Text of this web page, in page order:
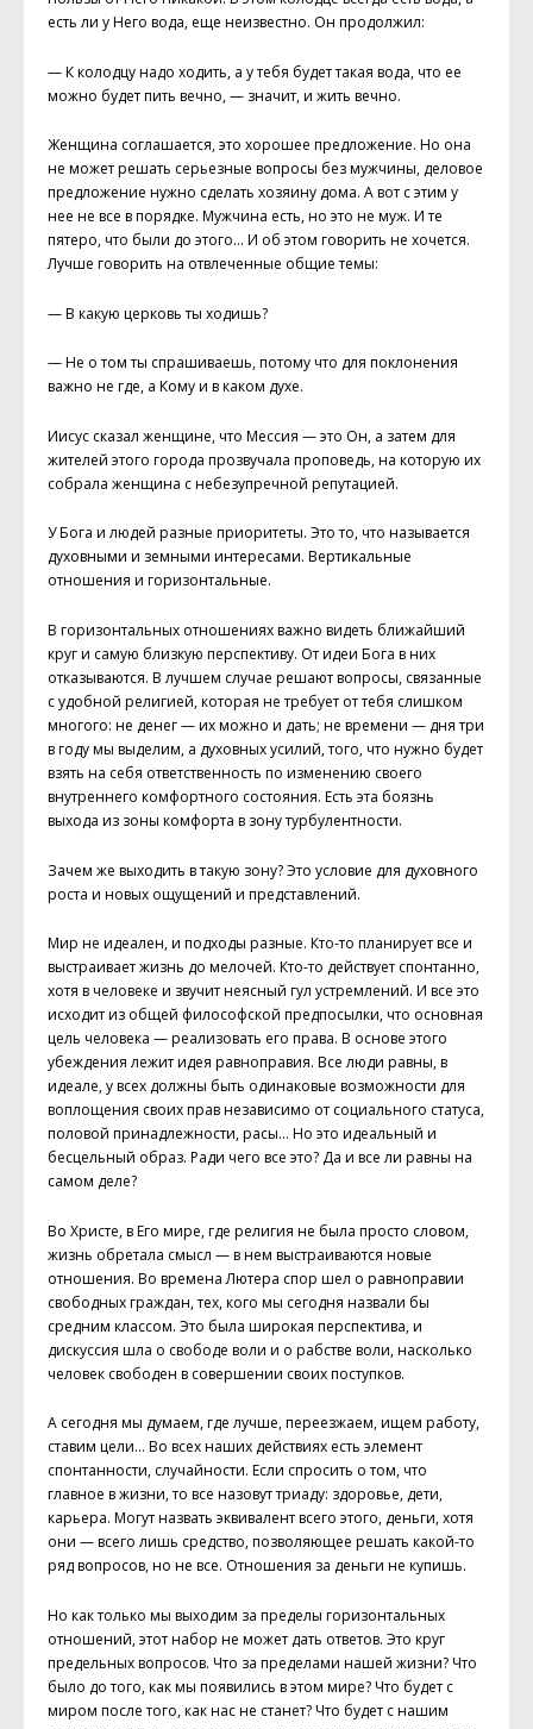
есть ли у Него вода, еще неизвестно. Он продолжил:
— К колодцу надо ходить, а у тебя будет такая вода, что ее
можно будет пить вечно, — значит, и жить вечно.
Женщина соглашается, это хорошее предложение. Но она
не может решать серьезные вопросы без мужчины, деловое
предложение нужно сделать хозяину дома. А вот с этим у
нее не все в порядке. Мужчина есть, но это не муж. И те
пятеро, что были до этого… И об этом говорить не хочется.
Лучше говорить на отвлеченные общие темы:
— В какую церковь ты ходишь?
— Не о том ты спрашиваешь, потому что для поклонения
важно не где, а Кому и в каком духе.
Иисус сказал женщине, что Мессия — это Он, а затем для
жителей этого города прозвучала проповедь, на которую их
собрала женщина с небезупречной репутацией.
У Бога и людей разные приоритеты. Это то, что называется
духовными и земными интересами. Вертикальные
отношения и горизонтальные.
В горизонтальных отношениях важно видеть ближайший
круг и самую близкую перспективу. От идеи Бога в них
отказываются. В лучшем случае решают вопросы, связанные
с удобной религией, которая не требует от тебя слишком
многого: не денег — их можно и дать; не времени — дня три
в году мы выделим, а духовных усилий, того, что нужно будет
взять на себя ответственность по изменению своего
внутреннего комфортного состояния. Есть эта боязнь
выхода из зоны комфорта в зону турбулентности.
Зачем же выходить в такую зону? Это условие для духовного
роста и новых ощущений и представлений.
Мир не идеален, и подходы разные. Кто-то планирует все и
выстраивает жизнь до мелочей. Кто-то действует спонтанно,
хотя в человеке и звучит неясный гул устремлений. И все это
исходит из общей философской предпосылки, что основная
цель человека — реализовать его права. В основе этого
убеждения лежит идея равноправия. Все люди равны, в
идеале, у всех должны быть одинаковые возможности для
воплощения своих прав независимо от социального статуса,
половой принадлежности, расы… Но это идеальный и
бесцельный образ. Ради чего все это? Да и все ли равны на
самом деле?
Во Христе, в Его мире, где религия не была просто словом,
жизнь обретала смысл — в нем выстраиваются новые
отношения. Во времена Лютера спор шел о равноправии
свободных граждан, тех, кого мы сегодня назвали бы
средним классом. Это была широкая перспектива, и
дискуссия шла о свободе воли и о рабстве воли, насколько
человек свободен в совершении своих поступков.
А сегодня мы думаем, где лучше, переезжаем, ищем работу,
ставим цели… Во всех наших действиях есть элемент
спонтанности, случайности. Если спросить о том, что
главное в жизни, то все назовут триаду: здоровье, дети,
карьера. Могут назвать эквивалент всего этого, деньги, хотя
они — всего лишь средство, позволяющее решать какой-то
ряд вопросов, но не все. Отношения за деньги не купишь.
Но как только мы выходим за пределы горизонтальных
отношений, этот набор не может дать ответов. Это круг
предельных вопросов. Что за пределами нашей жизни? Что
было до того, как мы появились в этом мире? Что будет с
миром после того, как нас не станет? Что будет с нашим